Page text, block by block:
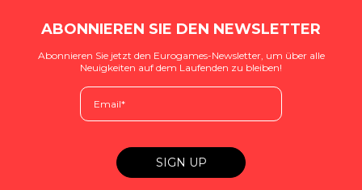
ABONNIEREN SIE DEN NEWSLETTER
Abonnieren Sie jetzt den Eurogames-Newsletter, um über alle
Neuigkeiten auf dem Laufenden zu bleiben!